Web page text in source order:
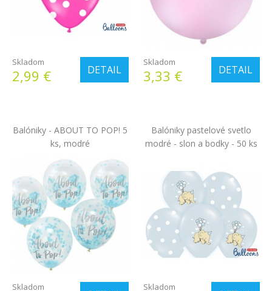
DETAIL
Skladom
2,99 € DETAIL
Skladom
3,33 €
Balóniky - ABOUT TO POP! 5
ks, modré
Skladom
Balóniky pastelové svetlo
modré - slon a bodky - 50 ks
Skladom